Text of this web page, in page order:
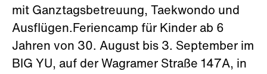
mit Ganztagsbetreuung, Taekwondo und
Ausflügen.Feriencamp für Kinder ab 6
Jahren von 30. August bis 3. September im
BIG YU, auf der Wagramer Straße 147A, in